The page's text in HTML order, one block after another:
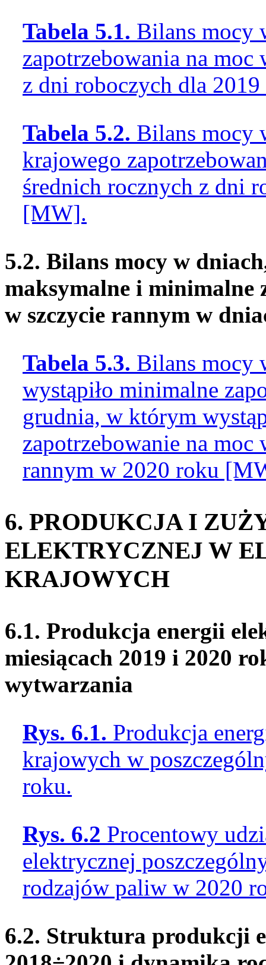
Tabela 5.1. Bilans mocy
zapotrzebowania na
z dni roboczych dla
Tabela 5.2. Bilans mocy
krajowego
średnich rocznych z dni
[MW].
5.2. Bilans mocy w
maksymalne i minimalne
w szczycie rannym w
Tabela 5.3. Bilans mocy
wystąpiło minimalne
grudnia, w którym
zapotrzebowanie na
rannym w 2020 roku
6. PRODUKCJA I
ELEKTRYCZNEJ W
KRAJOWYCH
6.1. Produkcja energii
miesiącach 2019 i 2020
wytwarzania
Rys. 6.1. Produkcja
krajowych w
roku.
Rys. 6.2 Procentowy
elektrycznej
rodzajów paliw w 2020
6.2. Struktura produkcji